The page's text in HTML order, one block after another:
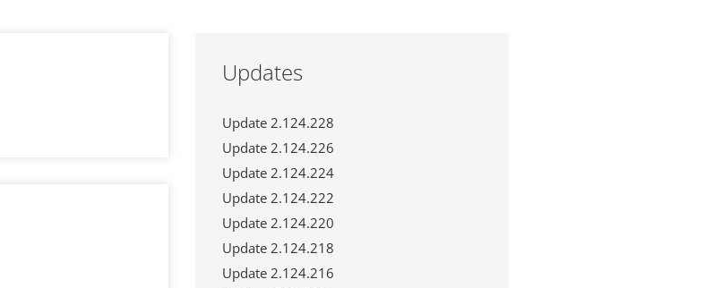
Updates
Update 2.124.228
Update 2.124.226
Update 2.124.224
Update 2.124.222
Update 2.124.220
Update 2.124.218
Update 2.124.216